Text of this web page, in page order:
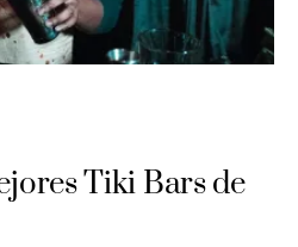
Tiki Bars de